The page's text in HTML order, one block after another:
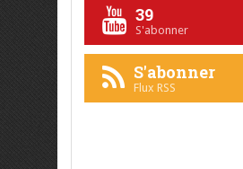
39
S'abonner
S'abonner
Flux RSS